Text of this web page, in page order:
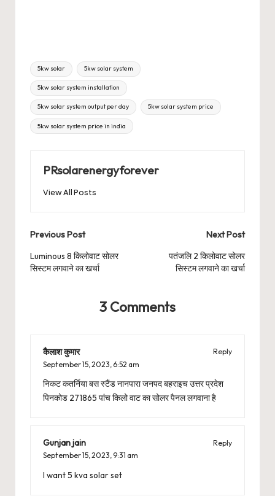
Tags:
5kw solar 5kw solar system
5kw solar system installation
5kw solar system output per day 5kw solar system price
5kw solar system price in india
PRsolarenergyforever
View All Posts
Post
navigation
Previous Post
Luminous 8 किलोवाट सोलर
सिस्टम लगवाने का खर्चा
Next Post
पतंजलि 2 किलोवाट सोलर
सिस्टम लगवाने का खर्चा
3 Comments
कैलाश कुमार
Reply
September 15, 2023, 6:52 am
निकट कतर्निया बस स्टैंड नानपारा जनपद बहराइच उत्तर प्रदेश
पिनकोड 271865 पांच किलो वाट का सोलर पैनल लगवाना है
Gunjan jain
Reply
September 15, 2023, 9:31 am
I want 5 kva solar set